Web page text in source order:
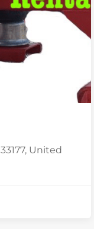
United